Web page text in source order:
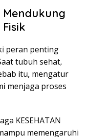
peran penting
tubuh sehat,
itu, mengatur
menjaga proses
KESEHATAN
memengaruhi